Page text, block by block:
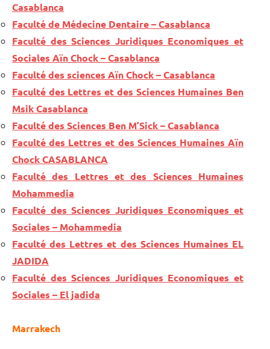
Casablanca
Faculté de Médecine Dentaire – Casablanca
Faculté des Sciences Juridiques Economiques et
Sociales Aïn Chock – Casablanca
Faculté des sciences Aïn Chock – Casablanca
Faculté des Lettres et des Sciences Humaines Ben
Msik Casablanca
Faculté des Sciences Ben M’Sick – Casablanca
Faculté des Lettres et des Sciences Humaines Aïn
Chock CASABLANCA
Faculté des Lettres et des Sciences Humaines
Mohammedia
Faculté des Sciences Juridiques Economiques et
Sociales – Mohammedia
Faculté des Lettres et des Sciences Humaines EL
JADIDA
Faculté des Sciences Juridiques Economiques et
Sociales – El jadida
Marrakech